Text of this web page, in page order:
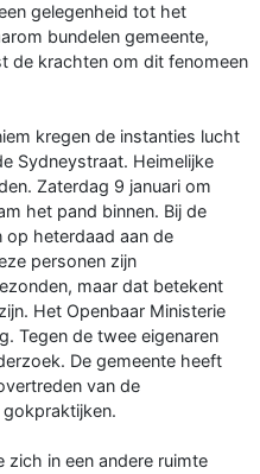
gelegenheid tot het
bundelen gemeente,
de krachten om dit fenomeen
kregen de instanties lucht
Sydneystraat. Heimelijke
Zaterdag 9 januari om
het pand binnen. Bij de
op heterdaad aan de
personen zijn
maar dat betekent
Het Openbaar Ministerie
Tegen de twee eigenaren
De gemeente heeft
van de
zich in een andere ruimte